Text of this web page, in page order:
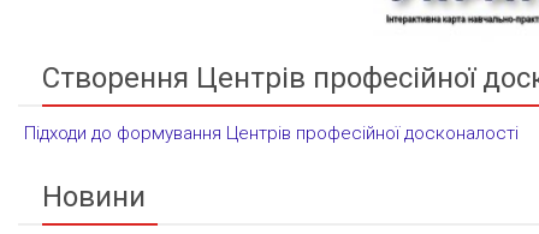
Створення Центрів професійної
Підходи до формування Центрів професійної досконалості
Новини